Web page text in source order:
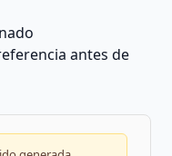
antes de